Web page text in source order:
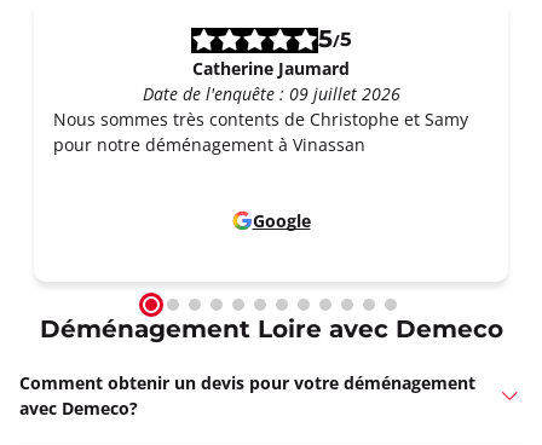
5/5
Catherine Jaumard
Date de l'enquête : 09 juillet 2026
Nous sommes très contents de Christophe et Samy
pour notre déménagement à Vinassan
Google
Déménagement Loire avec Demeco
Comment obtenir un devis pour votre déménagement
avec Demeco?